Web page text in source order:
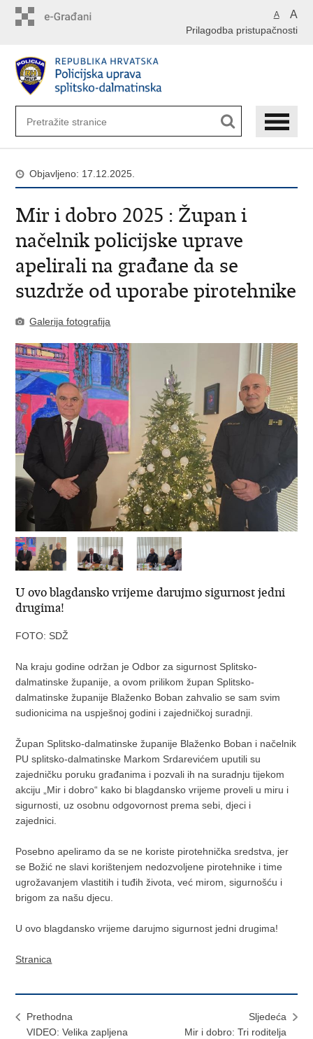
A A
Prilagodba pristupačnosti
Objavljeno: 17.12.2025.
Mir i dobro 2025 : Župan i
načelnik policijske uprave
apelirali na građane da se
suzdrže od uporabe pirotehnike
Galerija fotografija
U ovo blagdansko vrijeme darujmo sigurnost jedni
drugima!
FOTO: SDŽ
Na kraju godine održan je Odbor za sigurnost Splitsko-
dalmatinske županije, a ovom prilikom župan Splitsko-
dalmatinske županije Blaženko Boban zahvalio se sam svim
sudionicima na uspješnoj godini i zajedničkoj suradnji.
Župan Splitsko-dalmatinske županije Blaženko Boban i načelnik
PU splitsko-dalmatinske Markom Srdarevićem uputili su
zajedničku poruku građanima i pozvali ih na suradnju tijekom
akciju „Mir i dobro“ kako bi blagdansko vrijeme proveli u miru i
sigurnosti, uz osobnu odgovornost prema sebi, djeci i
zajednici.
Posebno apeliramo da se ne koriste pirotehnička sredstva, jer
se Božić ne slavi korištenjem nedozvoljene pirotehnike i time
ugrožavanjem vlastitih i tuđih života, već mirom, sigurnošću i
brigom za našu djecu.
U ovo blagdansko vrijeme darujmo sigurnost jedni drugima!
Stranica
Prethodna
VIDEO: Velika zapljena
Sljedeća
Mir i dobro: Tri roditelja